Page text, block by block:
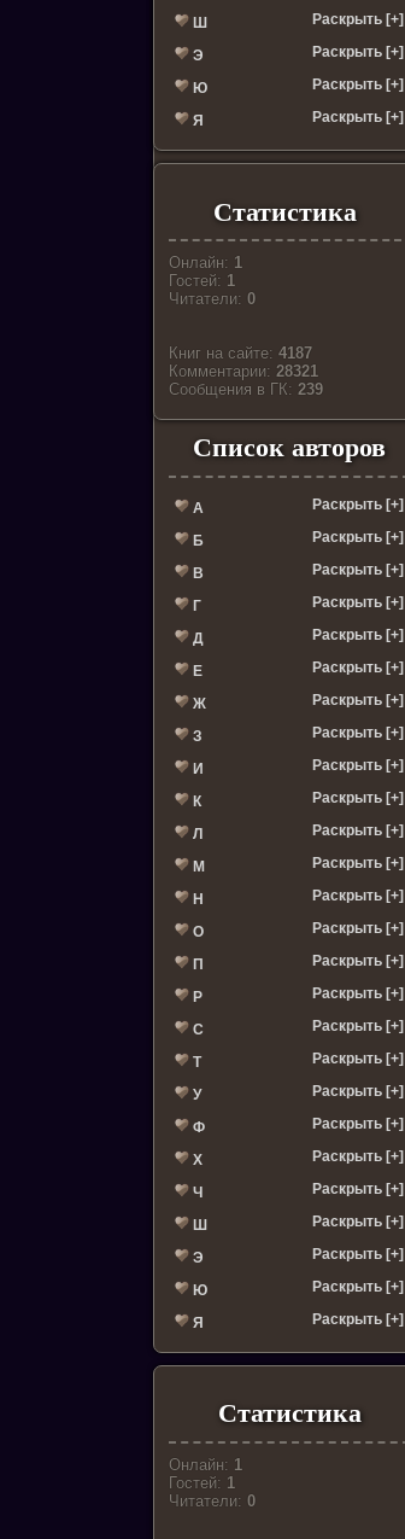
Ш Раскрыть [+]
Э Раскрыть [+]
Ю Раскрыть [+]
Я Раскрыть [+]
Статистика
Онлайн: 1
Гостей: 1
Читатели: 0
Книг на сайте: 4187
Комментарии: 28321
Cообщения в ГК: 239
Список авторов
А Раскрыть [+]
Б Раскрыть [+]
В Раскрыть [+]
Г Раскрыть [+]
Д Раскрыть [+]
Е Раскрыть [+]
Ж Раскрыть [+]
З Раскрыть [+]
И Раскрыть [+]
К Раскрыть [+]
Л Раскрыть [+]
М Раскрыть [+]
Н Раскрыть [+]
О Раскрыть [+]
П Раскрыть [+]
Р Раскрыть [+]
С Раскрыть [+]
Т Раскрыть [+]
У Раскрыть [+]
Ф Раскрыть [+]
Х Раскрыть [+]
Ч Раскрыть [+]
Ш Раскрыть [+]
Э Раскрыть [+]
Ю Раскрыть [+]
Я Раскрыть [+]
Статистика
Онлайн: 1
Гостей: 1
Читатели: 0